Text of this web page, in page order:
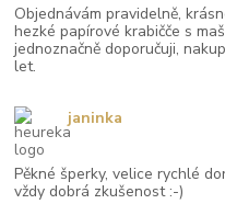
Objednávám pravidelně,
hezké papírové krabičče s
jednoznačně doporučuji,
let.
Pěkné šperky, velice rychlé
vždy dobrá zkušenost :-)
janinka